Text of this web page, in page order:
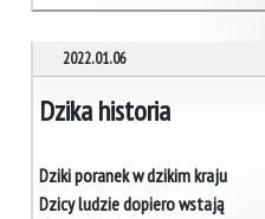
2022.01.06
Dzika historia
Dziki poranek w dzikim kraju
Dzicy ludzie dopiero wstają